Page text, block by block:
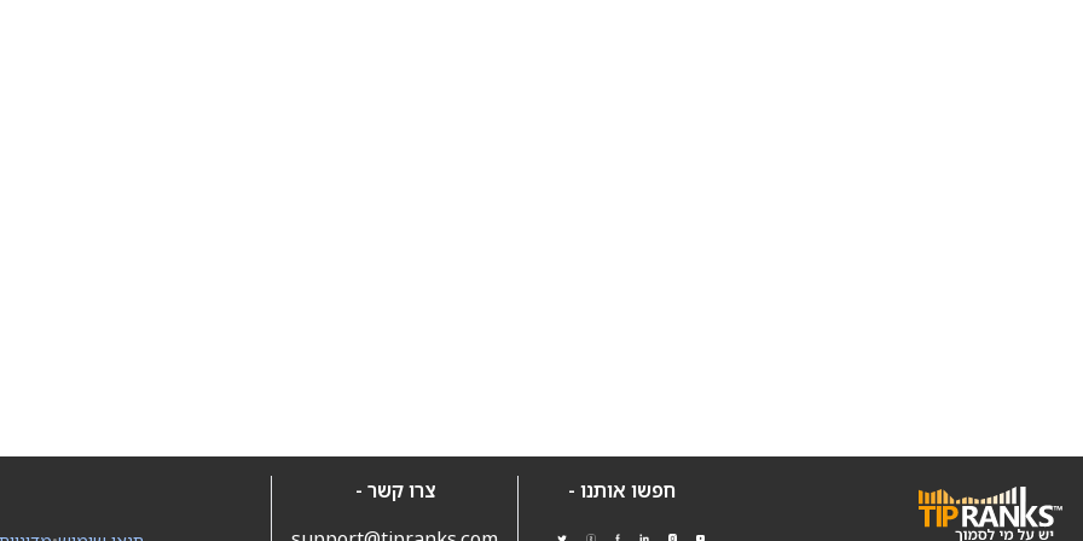
חפשו אותנו -
צרו קשר -